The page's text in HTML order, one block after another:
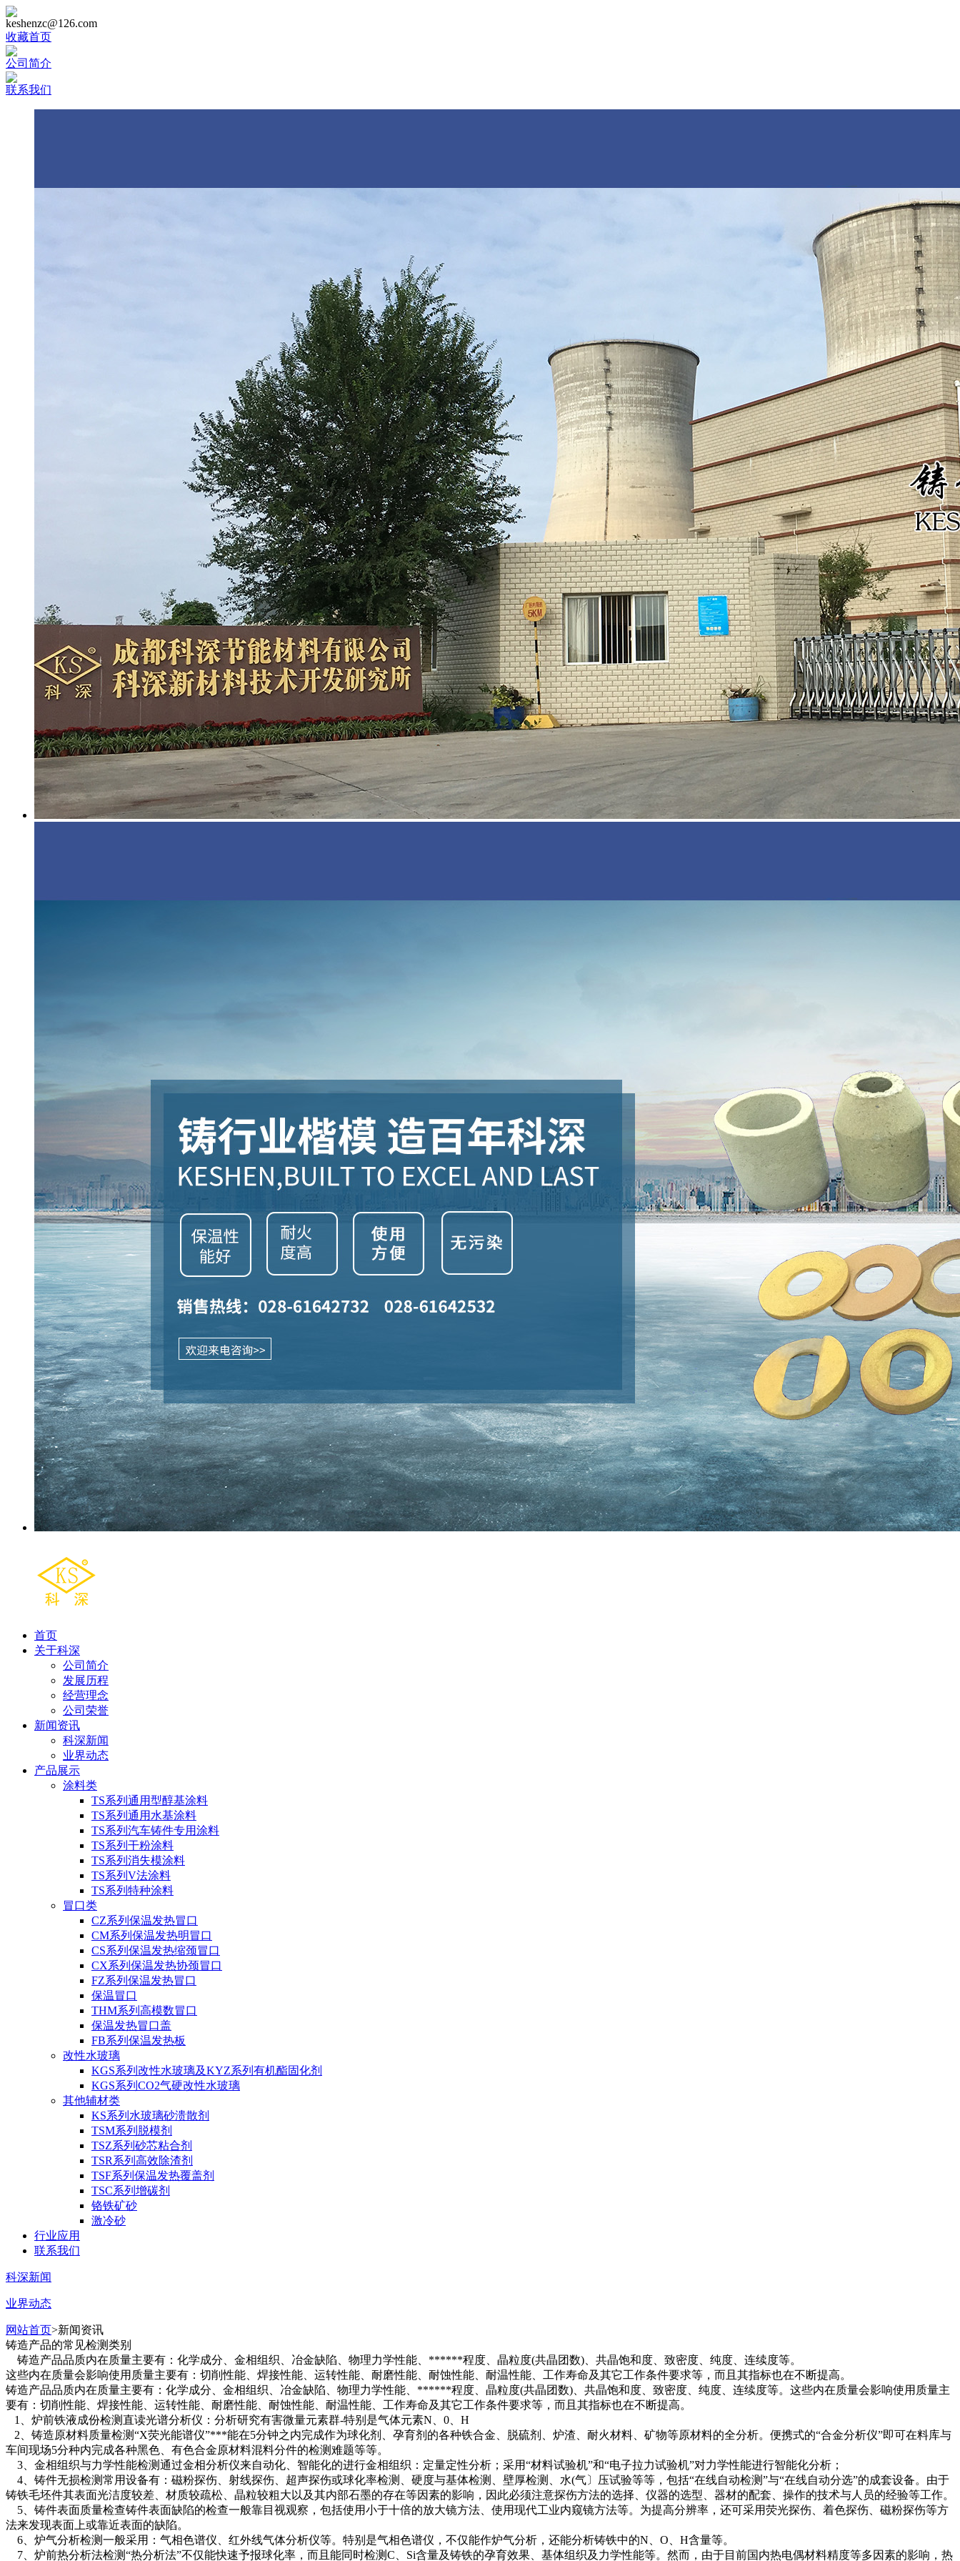
keshenzc@126.com
收藏首页
公司简介
联系我们
首页
关于科深
公司简介
发展历程
经营理念
公司荣誉
新闻资讯
科深新闻
业界动态
产品展示
涂料类
TS系列通用型醇基涂料
TS系列通用水基涂料
TS系列汽车铸件专用涂料
TS系列干粉涂料
TS系列消失模涂料
TS系列V法涂料
TS系列特种涂料
冒口类
CZ系列保温发热冒口
CM系列保温发热明冒口
CS系列保温发热缩颈冒口
CX系列保温发热协颈冒口
FZ系列保温发热冒口
保温冒口
THM系列高模数冒口
保温发热冒口盖
FB系列保温发热板
改性水玻璃
KGS系列改性水玻璃及KYZ系列有机酯固化剂
KGS系列CO2气硬改性水玻璃
其他辅材类
KS系列水玻璃砂溃散剂
TSM系列脱模剂
TSZ系列砂芯粘合剂
TSR系列高效除渣剂
TSF系列保温发热覆盖剂
TSC系列增碳剂
铬铁矿砂
激冷砂
行业应用
联系我们
科深新闻
业界动态
网站首页>新闻资讯
铸造产品的常见检测类别
铸造产品品质内在质量主要有：化学成分、金相组织、冶金缺陷、物理力学性能、******程度、晶粒度(共晶团数)、共晶饱和度、致密度、纯度、连续度等。
这些内在质量会影响使用质量主要有：切削性能、焊接性能、运转性能、耐磨性能、耐蚀性能、耐温性能、工作寿命及其它工作条件要求等，而且其指标也在不断提高。
铸造产品品质内在质量主要有：化学成分、金相组织、冶金缺陷、物理力学性能、******程度、晶粒度(共晶团数)、共晶饱和度、致密度、纯度、连续度等。这些内在质量会影响使用质量主
要有：切削性能、焊接性能、运转性能、耐磨性能、耐蚀性能、耐温性能、工作寿命及其它工作条件要求等，而且其指标也在不断提高。
1、炉前铁液成份检测直读光谱分析仪：分析研究有害微量元素群-特别是气体元素N、0、H
2、铸造原材料质量检测“X荧光能谱仪”***能在5分钟之内完成作为球化剂、孕育剂的各种铁合金、脱硫剂、炉渣、耐火材料、矿物等原材料的全分析。便携式的“合金分析仪”即可在料库与
车间现场5分种内完成各种黑色、有色合金原材料混料分件的检测难题等等。
3、金相组织与力学性能检测通过金相分析仪来自动化、智能化的进行金相组织：定量定性分析；采用“材料试验机”和“电子拉力试验机”对力学性能进行智能化分析；
4、铸件无损检测常用设备有：磁粉探伤、射线探伤、超声探伤或球化率检测、硬度与基体检测、壁厚检测、水(气〕压试验等等，包括“在线自动检测”与“在线自动分选”的成套设备。由于
铸铁毛坯件其表面光洁度较差、材质较疏松、晶粒较粗大以及其内部石墨的存在等因素的影响，因此必须注意探伤方法的选择、仪器的选型、器材的配套、操作的技术与人员的经验等工作。
5、铸件表面质量检查铸件表面缺陷的检查一般靠目视观察，包括使用小于十倍的放大镜方法、使用现代工业内窥镜方法等。为提高分辨率，还可采用荧光探伤、着色探伤、磁粉探伤等方
法来发现表面上或靠近表面的缺陷。
6、炉气分析检测一般采用：气相色谱仪、红外线气体分析仪等。特别是气相色谱仪，不仅能作炉气分析，还能分析铸铁中的N、O、H含量等。
7、炉前热分析法检测“热分析法”不仅能快速予报球化率，而且能同时检测C、Si含量及铸铁的孕育效果、基体组织及力学性能等。然而，由于目前国内热电偶材料精度等多因素的影响，热